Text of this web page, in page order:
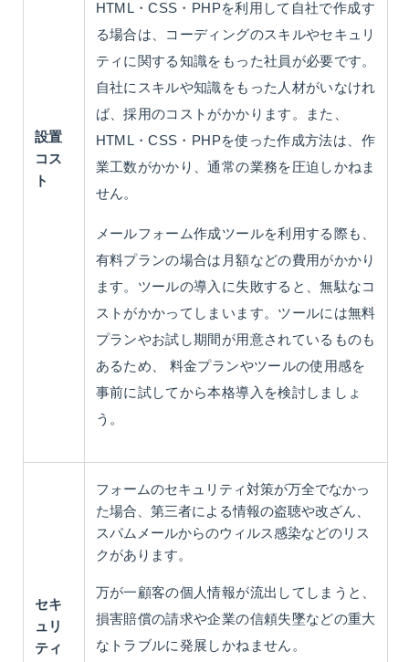
設置
コス
ト
HTML・CSS・PHPを利用して自社で作成す
る場合は、コーディングのスキルやセキュリ
ティに関する知識をもった社員が必要です。
自社にスキルや知識をもった人材がいなけれ
ば、採用のコストがかかります。また、
HTML・CSS・PHPを使った作成方法は、作
業工数がかかり、通常の業務を圧迫しかねま
せん。
メールフォーム作成ツールを利用する際も、
有料プランの場合は月額などの費用がかかり
ます。ツールの導入に失敗すると、無駄なコ
ストがかかってしまいます。ツールには無料
プランやお試し期間が用意されているものも
あるため、 料金プランやツールの使用感を
事前に試してから本格導入を検討しましょ
う。
セキ
ュリ
ティ
フォームのセキュリティ対策が万全でなかっ
た場合、第三者による情報の盗聴や改ざん、
スパムメールからのウィルス感染などのリス
クがあります。
万が一顧客の個人情報が流出してしまうと、
損害賠償の請求や企業の信頼失墜などの重大
なトラブルに発展しかねません。